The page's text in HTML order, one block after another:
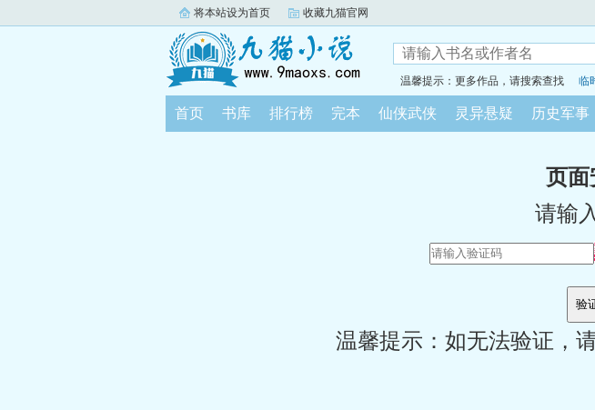
将本站设为首页 收藏九猫官网
温馨提示：更多作品，请搜索查找 临
首页 书库 排行榜 完本 仙侠武侠 灵异悬疑 历史军事
页面
请输
温馨提示：如无法验证，